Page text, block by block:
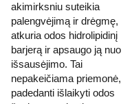
akimirksniu suteikia
palengvėjimą ir drėgmę,
atkuria odos hidrolipidinį
barjerą ir apsaugo ją nuo
išsausėjimo. Tai
nepakeičiama priemonė,
padedanti išlaikyti odos